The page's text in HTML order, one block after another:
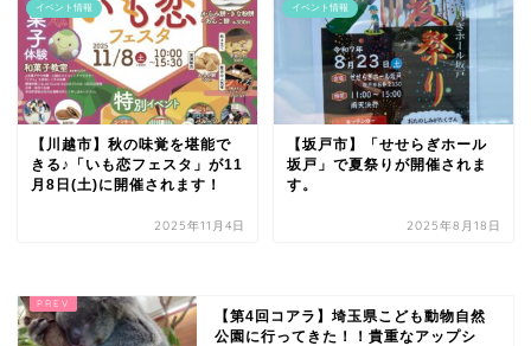
イベント情報
【川越市】秋の味覚を堪能で
きる♪「いも恋フェスタ」が11
月8日(土)に開催されます！
2025年11月4日
イベント情報
【坂戸市】「せせらぎホール
坂戸」で夏祭りが開催されま
す。
2025年8月18日
【第4回コアラ】埼玉県こども動物自然
公園に行ってきた！！貴重なアップシ